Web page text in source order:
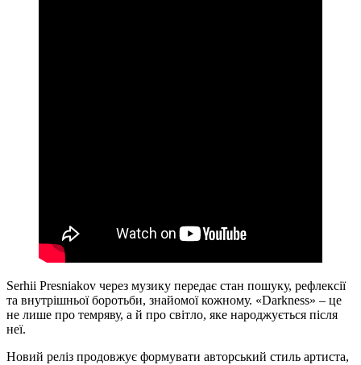
Serhii Presniakov через музику передає стан пошуку, рефлексії
та внутрішньої боротьби, знайомої кожному. «Darkness» – це
не лише про темряву, а й про світло, яке народжується після
неї.
Новий реліз продовжує формувати авторський стиль артиста,